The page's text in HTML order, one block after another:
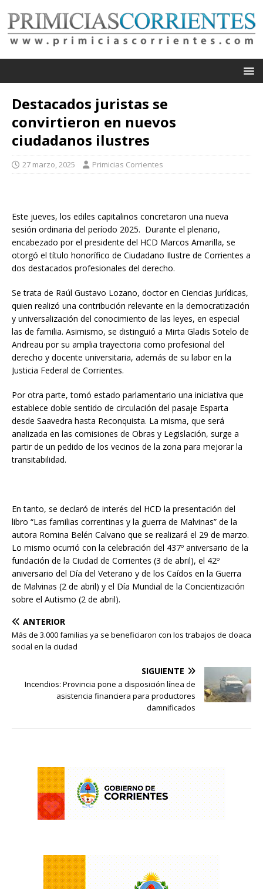
Destacados juristas se
convirtieron en nuevos
ciudadanos ilustres
27 marzo, 2025 Primicias Corrientes
Este jueves, los ediles capitalinos concretaron una nueva
sesión ordinaria del período 2025. Durante el plenario,
encabezado por el presidente del HCD Marcos Amarilla, se
otorgó el título honorífico de Ciudadano Ilustre de Corrientes a
dos destacados profesionales del derecho.
Se trata de Raúl Gustavo Lozano, doctor en Ciencias Jurídicas,
quien realizó una contribución relevante en la democratización
y universalización del conocimiento de las leyes, en especial
las de familia. Asimismo, se distinguió a Mirta Gladis Sotelo de
Andreau por su amplia trayectoria como profesional del
derecho y docente universitaria, además de su labor en la
Justicia Federal de Corrientes.
Por otra parte, tomó estado parlamentario una iniciativa que
establece doble sentido de circulación del pasaje Esparta
desde Saavedra hasta Reconquista. La misma, que será
analizada en las comisiones de Obras y Legislación, surge a
partir de un pedido de los vecinos de la zona para mejorar la
transitabilidad.
En tanto, se declaró de interés del HCD la presentación del
libro “Las familias correntinas y la guerra de Malvinas” de la
autora Romina Belén Calvano que se realizará el 29 de marzo.
Lo mismo ocurrió con la celebración del 437º aniversario de la
fundación de la Ciudad de Corrientes (3 de abril), el 42º
aniversario del Día del Veterano y de los Caídos en la Guerra
de Malvinas (2 de abril) y el Día Mundial de la Concientización
sobre el Autismo (2 de abril).
ANTERIOR
Más de 3.000 familias ya se beneficiaron con los trabajos de cloaca
social en la ciudad
SIGUIENTE
Incendios: Provincia pone a disposición línea de
asistencia financiera para productores
damnificados